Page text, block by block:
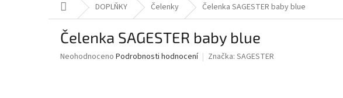
Domů DOPLŇKY Čelenky Čelenka SAGESTER baby blue
Čelenka SAGESTER baby blue
Průměrné
Neohodnoceno Podrobnosti hodnocení Značka: SAGESTER